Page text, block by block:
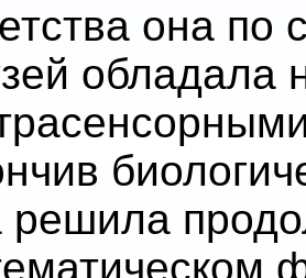
она по
обладала
решила